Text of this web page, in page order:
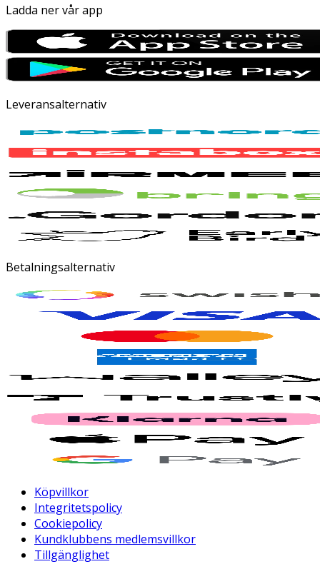
Ladda ner vår app
Leveransalternativ
Betalningsalternativ
Köpvillkor
Integritetspolicy
Cookiepolicy
Kundklubbens medlemsvillkor
Tillgänglighet